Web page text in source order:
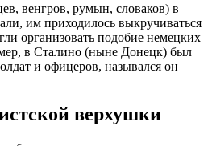
венгров, румын, словаков) в
им приходилось выкручиваться
организовать подобие немецких
в Сталино (ныне Донецк) был
и офицеров, назывался он
верхушки